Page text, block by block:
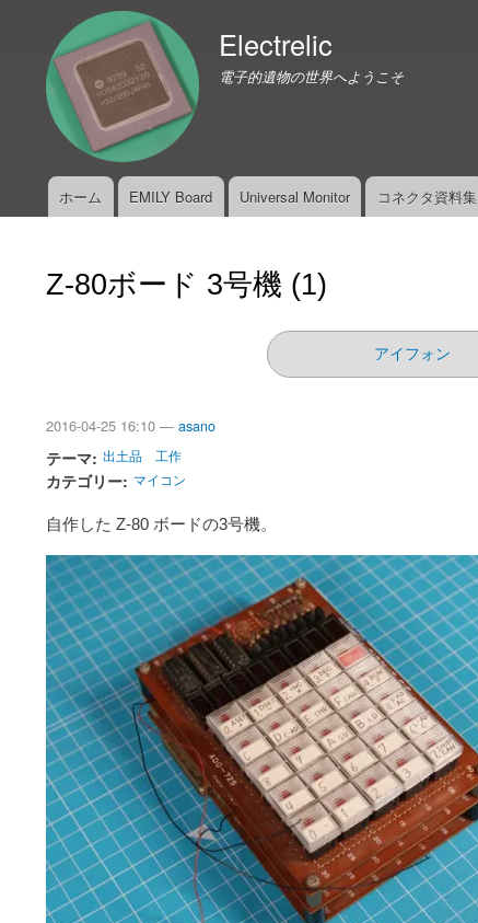
Electrelic
電子的遺物の世界へようこそ
ホーム EMILY Board Universal Monitor コネクタ資料集
Z-80ボード 3号機 (1)
アイフォン
2016-04-25 16:10 — asano
テーマ 出土品 工作
カテゴリー マイコン
自作した Z-80 ボードの3号機。